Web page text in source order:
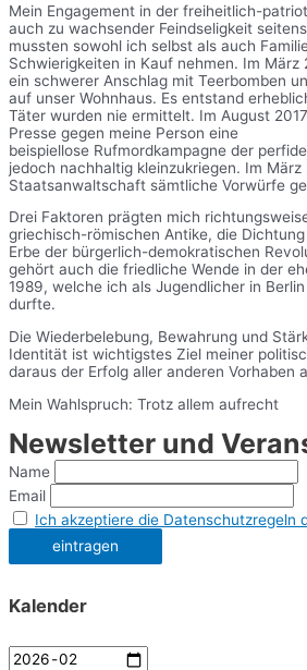
Mein Engagement in der freiheitlich-
auch zu wachsender Feindseligkeit
mussten sowohl ich selbst als auch
Schwierigkeiten in Kauf nehmen. Im März
ein schwerer Anschlag mit Teerbomben
auf unser Wohnhaus. Es entstand
Täter wurden nie ermittelt. Im August
Presse gegen meine Person eine
beispiellose Rufmordkampagne der
jedoch nachhaltig kleinzukriegen. Im März
Staatsanwaltschaft sämtliche Vorwürfe
Drei Faktoren prägten mich
griechisch-römischen Antike, die
Erbe der bürgerlich-demokratischen
gehört auch die friedliche Wende in der
1989, welche ich als Jugendlicher in
durfte.
Die Wiederbelebung, Bewahrung und
Identität ist wichtigstes Ziel meiner
daraus der Erfolg aller anderen Vorhaben
Mein Wahlspruch: Trotz allem aufrecht
Newsletter und
Name
Email
Ich akzeptiere die Datenschutzregeln
Kalender